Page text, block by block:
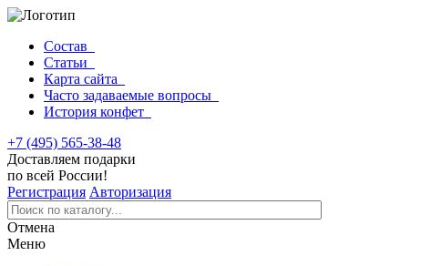
Состав
Статьи
Карта сайта
Часто задаваемые вопросы
История конфет
+7 (495) 565-38-48
Доставляем подарки
по всей России!
Регистрация Авторизация
Отмена
Меню